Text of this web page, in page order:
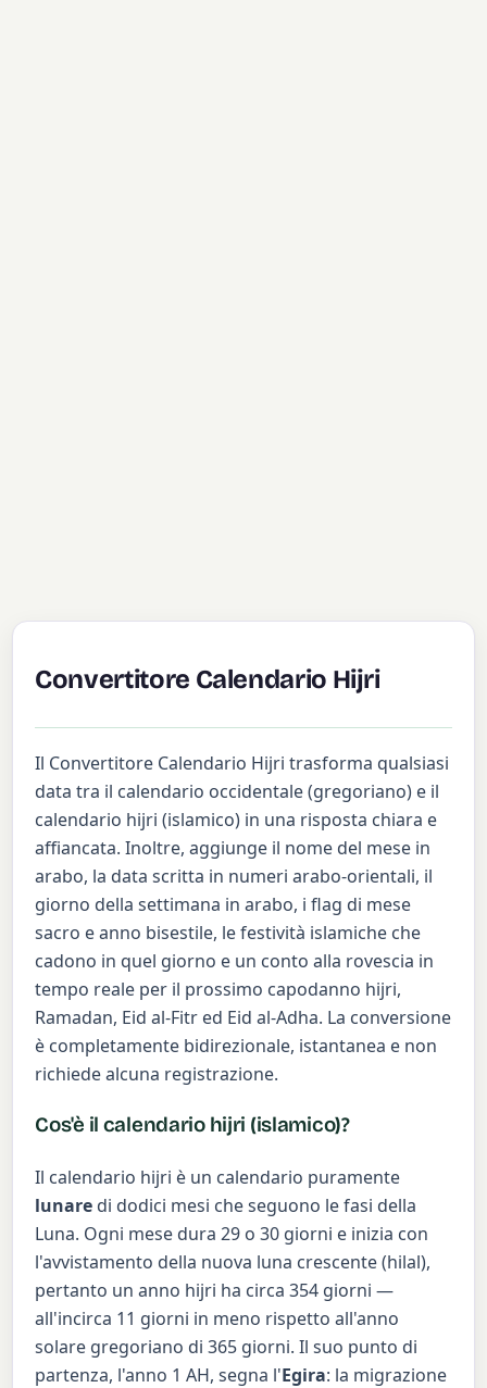
Convertitore Calendario Hijri
Il Convertitore Calendario Hijri trasforma qualsiasi
data tra il calendario occidentale (gregoriano) e il
calendario hijri (islamico) in una risposta chiara e
affiancata. Inoltre, aggiunge il nome del mese in
arabo, la data scritta in numeri arabo-orientali, il
giorno della settimana in arabo, i flag di mese
sacro e anno bisestile, le festività islamiche che
cadono in quel giorno e un conto alla rovescia in
tempo reale per il prossimo capodanno hijri,
Ramadan, Eid al-Fitr ed Eid al-Adha. La conversione
è completamente bidirezionale, istantanea e non
richiede alcuna registrazione.
Cos'è il calendario hijri (islamico)?
Il calendario hijri è un calendario puramente
lunare di dodici mesi che seguono le fasi della
Luna. Ogni mese dura 29 o 30 giorni e inizia con
l'avvistamento della nuova luna crescente (hilal),
pertanto un anno hijri ha circa 354 giorni —
all'incirca 11 giorni in meno rispetto all'anno
solare gregoriano di 365 giorni. Il suo punto di
partenza, l'anno 1 AH, segna l'Egira: la migrazione